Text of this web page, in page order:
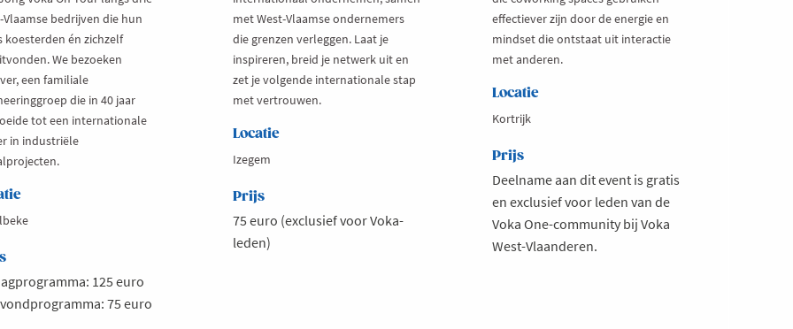
Vlaamse bedrijven die hun
koesterden én zichzelf
We bezoeken
een familiale
die in 40 jaar
tot een internationale
in industriële
125 euro
75 euro
met West-Vlaamse ondernemers
die grenzen verleggen. Laat je
inspireren, breid je netwerk uit en
zet je volgende internationale stap
met vertrouwen.
Locatie
Izegem
Prijs
75 euro (exclusief voor Voka-
leden)
effectiever zijn door de energie en
mindset die ontstaat uit interactie
met anderen.
Locatie
Kortrijk
Prijs
Deelname aan dit event is gratis
en exclusief voor leden van de
Voka One-community bij Voka
West-Vlaanderen.